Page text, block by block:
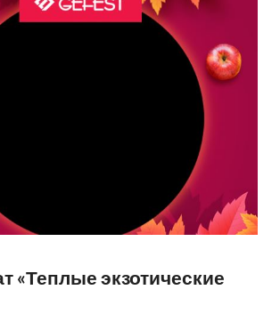
«Теплые экзотические